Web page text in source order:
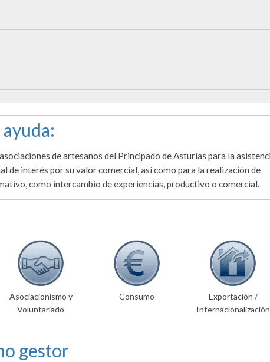
de artesanos del Principado de Asturias para la
de interés por su valor comercial, así como para la realización de
como intercambio de experiencias, productivo o comercial.
Asociacionismo y
Voluntariado
Consumo
Exportación /
Internacionalización
gestor